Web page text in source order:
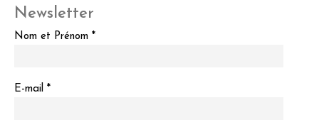
Newsletter
Nom et Prénom *
E-mail *